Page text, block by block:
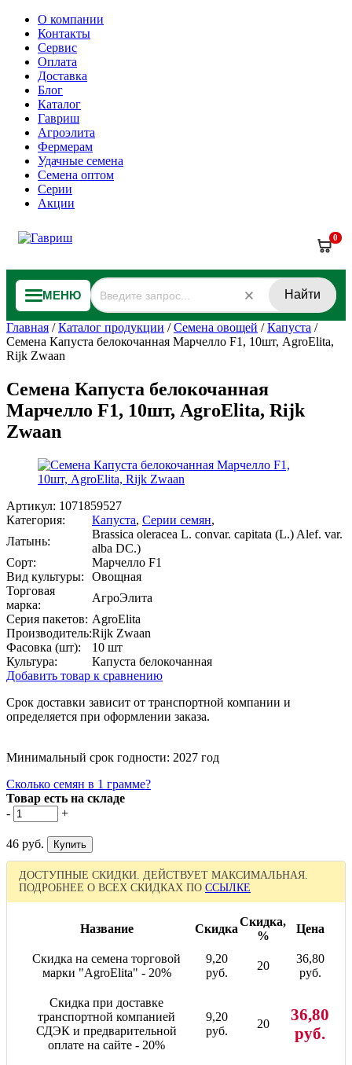
О компании
Контакты
Сервис
Оплата
Доставка
Блог
Каталог
Гавриш
Агроэлита
Фермерам
Удачные семена
Семена оптом
Серии
Акции
0
МЕНЮ Найти
Главная /Каталог продукции /Семена овощей /Капуста /
Семена Капуста белокочанная Марчелло F1, 10шт, AgroElita,
Rijk Zwaan
Семена Капуста белокочанная
Марчелло F1, 10шт, AgroElita, Rijk
Zwaan
Артикул: 1071859527
Категория:
Капуста, Серии семян,
Латынь:
Brassica oleracea L. convar. capitata (L.) Alef. var.
alba DC.)
Сорт:
Марчелло F1
Вид культуры:
Овощная
Торговая
марка:
АгроЭлита
Серия пакетов: AgroElita
Производитель:Rijk Zwaan
Фасовка (шт):
10 шт
Культура:
Капуста белокочанная
Добавить товар к сравнению
Срок доставки зависит от транспортной компании и
определяется при оформлении заказа.
Минимальный срок годности: 2027 год
Сколько семян в 1 грамме?
Товар есть на складе
-
+
46 руб.
ДОСТУПНЫЕ СКИДКИ. ДЕЙСТВУЕТ МАКСИМАЛЬНАЯ.
ПОДРОБНЕЕ О ВСЕХ СКИДКАХ ПО ССЫЛКЕ
Название Скидка
Скидка,
%
Цена
Скидка на семена торговой
марки "AgroElita" - 20%
9,20
руб.
20
36,80
руб.
Скидка при доставке
транспортной компанией
СДЭК и предварительной
оплате на сайте - 20%
9,20
руб.
20
36,80
руб.